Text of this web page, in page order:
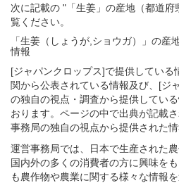
次に記載の "「生姜」の産地（都道
覧ください。
「生姜（しょうが,ショウガ）」 の産
情報
[ジャパンクロップス]で提供している
関から公表されている情報及び、[ジ
の独自の視点・調査から提供してい
おります。ページの中で出典が記載
事務局の独自の視点から提供された情
運営事務局では、日本で生産された
国内外の多くの消費者の方に興味を
も農作物や農業に関する様々な情報